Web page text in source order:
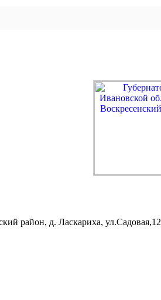
район, д. Ласкариха, ул.Садовая,12